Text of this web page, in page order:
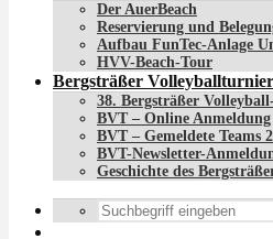
Der AuerBeach
Reservierung und
Aufbau FunTec-Anlage
HVV-Beach-Tour
Bergsträßer Volleyballturnier
38. Bergsträßer
BVT – Online Anmeldung
BVT – Gemeldete Teams
BVT-Newsletter-
Geschichte des